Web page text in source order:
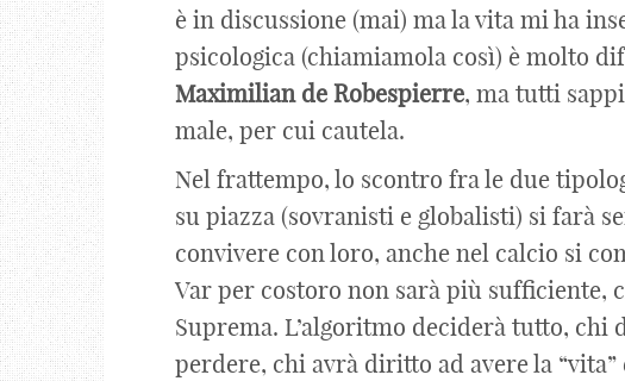
è in discussione (mai) ma la vita mi ha
psicologica (chiamiamola così) è molto
Maximilian de Robespierre, ma tutti
male, per cui cautela.
Nel frattempo, lo scontro fra le due
su piazza (sovranisti e globalisti) si farà
convivere con loro, anche nel calcio si
Var per costoro non sarà più sufficiente,
Suprema. L’algoritmo deciderà tutto, chi
perdere, chi avrà diritto ad avere la